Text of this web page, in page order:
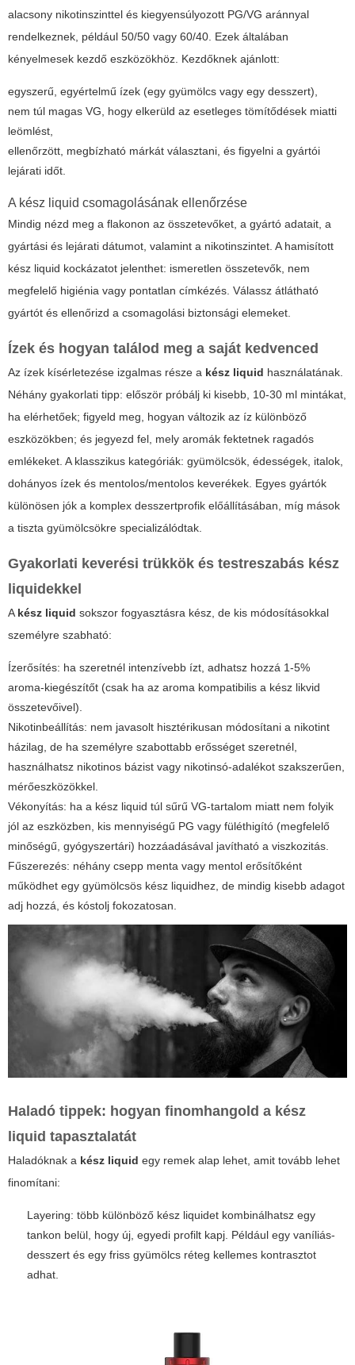
alacsony nikotinszinttel és kiegyensúlyozott PG/VG aránnyal
rendelkeznek, például 50/50 vagy 60/40. Ezek általában
kényelmesek kezdő eszközökhöz. Kezdőknek ajánlott:
egyszerű, egyértelmű ízek (egy gyümölcs vagy egy desszert),
nem túl magas VG, hogy elkerüld az esetleges tömítődések miatti
leömlést,
ellenőrzött, megbízható márkát választani, és figyelni a gyártói
lejárati időt.
A kész liquid csomagolásának ellenőrzése
Mindig nézd meg a flakonon az összetevőket, a gyártó adatait, a
gyártási és lejárati dátumot, valamint a nikotinszintet. A hamisított
kész liquid kockázatot jelenthet: ismeretlen összetevők, nem
megfelelő higiénia vagy pontatlan címkézés. Válassz átlátható
gyártót és ellenőrizd a csomagolási biztonsági elemeket.
Ízek és hogyan találod meg a saját kedvenced
Az ízek kísérletezése izgalmas része a kész liquid használatának.
Néhány gyakorlati tipp: először próbálj ki kisebb, 10-30 ml mintákat,
ha elérhetőek; figyeld meg, hogyan változik az íz különböző
eszközökben; és jegyezd fel, mely aromák fektetnek ragadós
emlékeket. A klasszikus kategóriák: gyümölcsök, édességek, italok,
dohányos ízek és mentolos/mentolos keverékek. Egyes gyártók
különösen jók a komplex desszertprofik előállításában, míg mások
a tiszta gyümölcsökre specializálódtak.
Gyakorlati keverési trükkök és testreszabás kész
liquidekkel
Akész liquid sokszor fogyasztásra kész, de kis módosításokkal
személyre szabható:
Ízerősítés: ha szeretnél intenzívebb ízt, adhatsz hozzá 1-5%
aroma-kiegészítőt (csak ha az aroma kompatibilis a kész likvid
összetevőivel).
Nikotinbeállítás: nem javasolt hisztérikusan módosítani a nikotint
házilag, de ha személyre szabottabb erősséget szeretnél,
használhatsz nikotinos bázist vagy nikotinsó-adalékot szakszerűen,
mérőeszközökkel.
Vékonyítás: ha a kész liquid túl sűrű VG-tartalom miatt nem folyik
jól az eszközben, kis mennyiségű PG vagy füléthigító (megfelelő
minőségű, gyógyszertári) hozzáadásával javítható a viszkozitás.
Fűszerezés: néhány csepp menta vagy mentol erősítőként
működhet egy gyümölcsös kész liquidhez, de mindig kisebb adagot
adj hozzá, és kóstolj fokozatosan.
Haladó tippek: hogyan finomhangold a kész
liquid tapasztalatát
Haladóknak a kész liquid egy remek alap lehet, amit tovább lehet
finomítani:
Layering: több különböző kész liquidet kombinálhatsz egy
tankon belül, hogy új, egyedi profilt kapj. Például egy vaníliás-
desszert és egy friss gyümölcs réteg kellemes kontrasztot
adhat.